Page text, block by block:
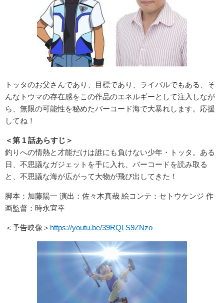
トッタのお父さんであり、目標であり、ライバルでもある、そ
んなトウマの存在感をこの作品のエネルギーとして注入しなが
ら、無限の可能性を秘めたバーコード海で大暴れします。応援
してね！
＜第 1 話あらすじ＞
釣りへの情熱と才能だけは誰にも負けない少年・トッタ。ある
日、不思議なガジェットを手に入れ、バーコードを読み取る
と、不思議な海が広がって大物が飛び出してきた！
脚本：加藤陽一 演出：佐々木真哉 絵コンテ：セトウケンジ 作
画監督：時永宜幸
＜予告映像＞ https://youtu.be/39RQLS9ZNzo